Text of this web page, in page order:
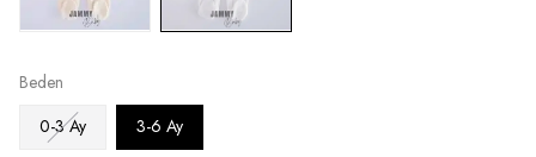
Beden
0-3 Ay
3-6 Ay